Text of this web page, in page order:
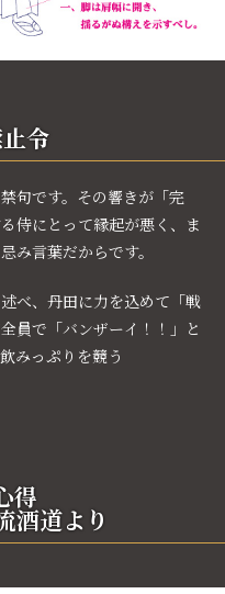
令
句です。その響きが「完
侍にとって縁起が悪く、ま
み言葉だからです。
べ、丹田に力を込めて「戦
員で「バンザーイ！！」と
みっぷりを競う
得
酒道より